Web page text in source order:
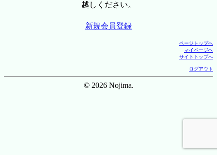
越しください。
新規会員登録
ページトップへ
マイページへ
サイトトップへ
ログアウト
© 2026 Nojima.